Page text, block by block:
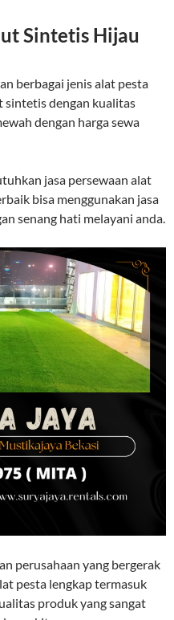
Sintetis Hijau
berbagai jenis alat pesta
sintetis dengan kualitas
dengan harga sewa
jasa persewaan alat
bisa menggunakan jasa
senang hati melayani anda.
perusahaan yang bergerak
pesta lengkap termasuk
produk yang sangat